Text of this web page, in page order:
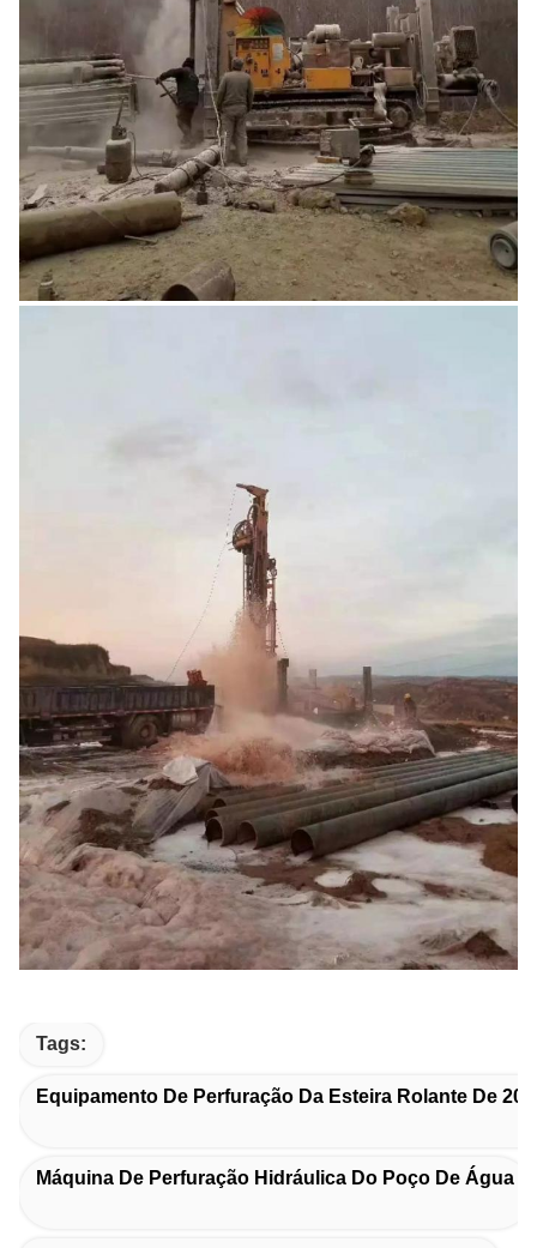
Tags:
Equipamento De Perfuração Da Esteira Rolante De
Máquina De Perfuração Hidráulica Do Poço De Água